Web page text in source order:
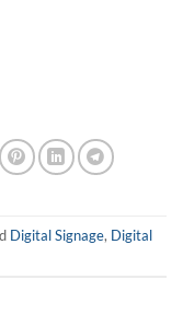
Digital Signage, Digital